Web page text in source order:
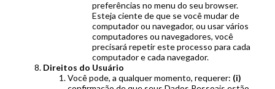
preferências no menu do seu browser.
Esteja ciente de que se você mudar de
computador ou navegador, ou usar vários
computadores ou navegadores, você
precisará repetir este processo para cada
computador e cada navegador.
Direitos do Usuário
Você pode, a qualquer momento, requerer: (i)